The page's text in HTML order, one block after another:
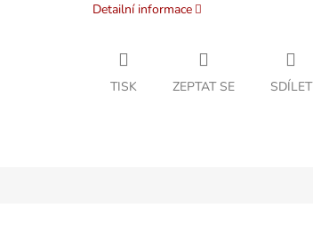
Detailní informace
TISK ZEPTAT SE SDÍLET